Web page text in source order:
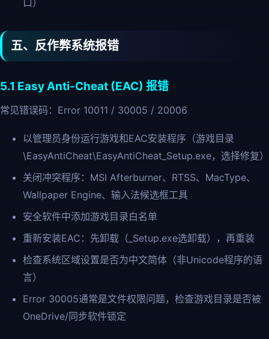
口）
五、反作弊系统报错
5.1 Easy Anti-Cheat (EAC) 报错
常见错误码：Error 10011 / 30005 / 20006
以管理员身份运行游戏和EAC安装程序（游戏目录
\EasyAntiCheat\EasyAntiCheat_Setup.exe，选择修复）
关闭冲突程序：MSI Afterburner、RTSS、MacType、
Wallpaper Engine、输入法候选框工具
安全软件中添加游戏目录白名单
重新安装EAC：先卸载（_Setup.exe选卸载），再重装
检查系统区域设置是否为中文简体（非Unicode程序的语
言）
Error 30005通常是文件权限问题，检查游戏目录是否被
OneDrive/同步软件锁定